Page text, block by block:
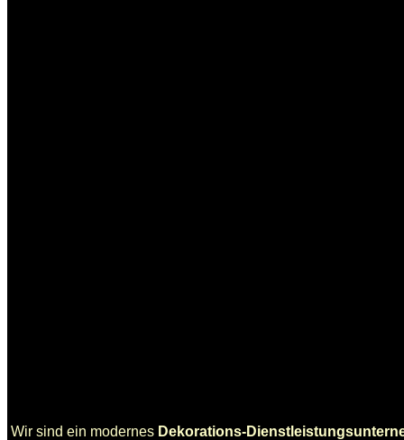
Wir sind ein modernes Dekorations-